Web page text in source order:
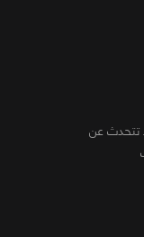
تتحدث عن